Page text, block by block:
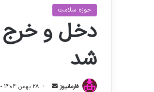
حوزه سلامت
شد
فارمانیوز 28 بهمن 1404 - 12:35 ب.ظ